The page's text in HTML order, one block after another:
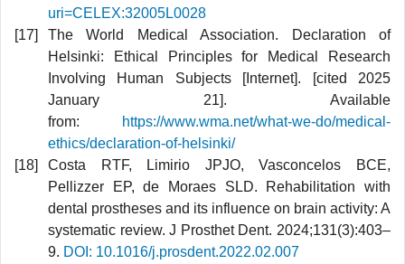
uri=CELEX:32005L0028
The World Medical Association. Declaration of
Helsinki: Ethical Principles for Medical Research
Involving Human Subjects [Internet]. [cited 2025
January 21]. Available
from:
https://www.wma.net/what-we-do/medical-
ethics/declaration-of-helsinki/
Costa RTF, Limirio JPJO, Vasconcelos BCE,
Pellizzer EP, de Moraes SLD. Rehabilitation with
dental prostheses and its influence on brain activity: A
systematic review. J Prosthet Dent. 2024;131(3):403–
9. DOI: 10.1016/j.prosdent.2022.02.007